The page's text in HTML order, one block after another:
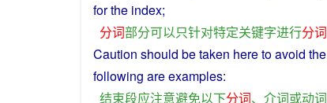
forthe index;
分词部分可以只针对特定关键字进行分词
Caution should be taken here toavoid the
following areexamples:
结束段应注意避免以下分词、 介词或动词